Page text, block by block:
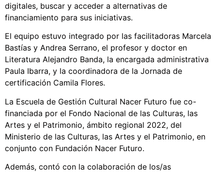
digitales, buscar y acceder a alternativas de
financiamiento para sus iniciativas.
El equipo estuvo integrado por las facilitadoras Marcela
Bastías y Andrea Serrano, el profesor y doctor en
Literatura Alejandro Banda, la encargada administrativa
Paula Ibarra, y la coordinadora de la Jornada de
certificación Camila Flores.
La Escuela de Gestión Cultural Nacer Futuro fue co-
financiada por el Fondo Nacional de las Culturas, las
Artes y el Patrimonio, ámbito regional 2022, del
Ministerio de las Culturas, las Artes y el Patrimonio, en
conjunto con Fundación Nacer Futuro.
Además, contó con la colaboración de los/as